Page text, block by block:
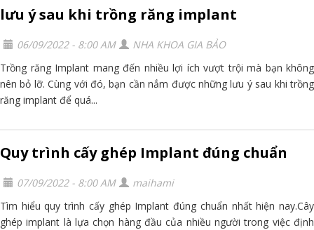
lưu ý sau khi trồng răng implant
06/09/2022 - 8:00 AM
NHA KHOA GIA BẢO
Trồng răng Implant mang đến nhiều lợi ích vượt trội mà bạn không
nên bỏ lỡ. Cùng với đó, bạn cần nắm được những lưu ý sau khi trồng
răng implant để quá...
Quy trình cấy ghép Implant đúng chuẩn
07/09/2022 - 8:00 AM
maihami
Tìm hiểu quy trình cấy ghép Implant đúng chuẩn nhất hiện nay.Cây
ghép implant là lựa chọn hàng đầu của nhiều người trong việc định